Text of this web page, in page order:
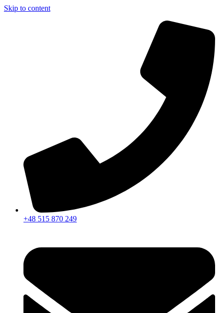
Skip to content
+48 515 870 249